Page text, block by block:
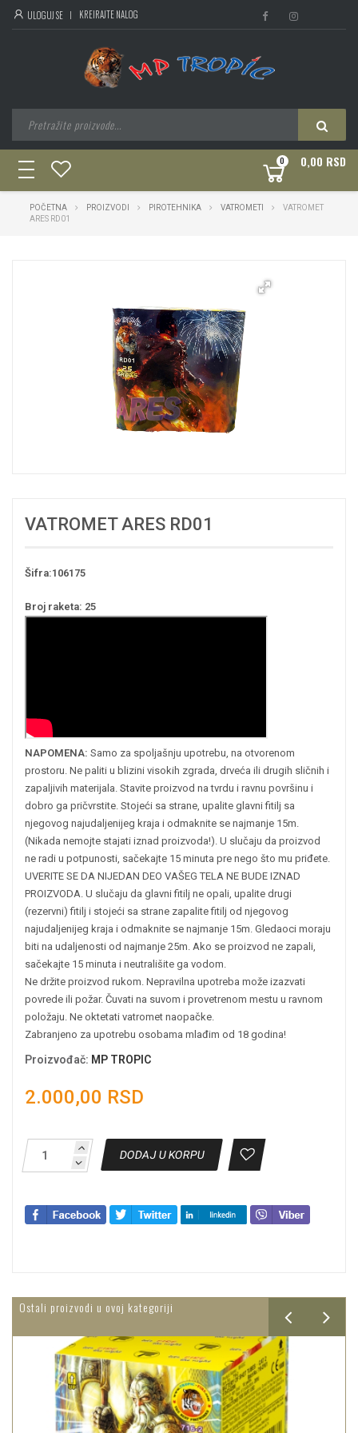
ULOGUJ SE KREIRAJTE NALOG
toggle
navigation
0 0,00 RSD
POČETNA PROIZVODI PIROTEHNIKA VATROMETI
VATROMET
ARES RD01
VATROMET ARES RD01
Šifra:106175
Broj raketa: 25
NAPOMENA: Samo za spoljašnju upotrebu, na otvorenom
prostoru. Ne paliti u blizini visokih zgrada, drveća ili drugih sličnih i
zapaljivih materijala. Stavite proizvod na tvrdu i ravnu površinu i
dobro ga pričvrstite. Stojeći sa strane, upalite glavni fitilj sa
njegovog najudaljenijeg kraja i odmaknite se najmanje 15m.
(Nikada nemojte stajati iznad proizvoda!). U slučaju da proizvod
ne radi u potpunosti, sačekajte 15 minuta pre nego što mu priđete.
UVERITE SE DA NIJEDAN DEO VAŠEG TELA NE BUDE IZNAD
PROIZVODA. U slučaju da glavni fitilj ne opali, upalite drugi
(rezervni) fitilj i stojeći sa strane zapalite fitilj od njegovog
najudaljenijeg kraja i odmaknite se najmanje 15m. Gledaoci moraju
biti na udaljenosti od najmanje 25m. Ako se proizvod ne zapali,
sačekajte 15 minuta i neutrališite ga vodom.
Ne držite proizvod rukom. Nepravilna upotreba može izazvati
povrede ili požar. Čuvati na suvom i provetrenom mestu u ravnom
položaju. Ne oktetati vatromet naopačke.
Zabranjeno za upotrebu osobama mlađim od 18 godina!
Proizvođač: MP TROPIC
2.000,00 RSD
DODAJ U KORPU
Ostali proizvodi u ovoj kategoriji